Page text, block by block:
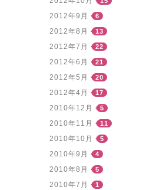
2012年9月 6
2012年8月 13
2012年7月 22
2012年6月 21
2012年5月 20
2012年4月 17
2010年12月 5
2010年11月 11
2010年10月 5
2010年9月 4
2010年8月 5
2010年7月 1